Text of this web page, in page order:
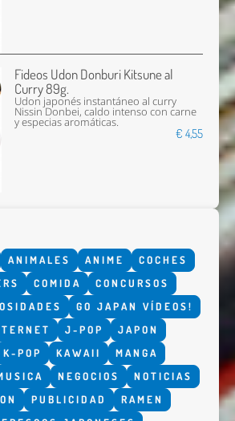
Fideos Udon Donburi Kitsune al
Curry 89g.
Udon japonés instantáneo al curry
Nissin Donbei, caldo intenso con carne
y especias aromáticas.
€ 4,55
ANIMALES ANIME
COCHES
COMIDA
CONCURSOS
GO JAPAN VÍDEOS!
J-POP
JAPON
K-POP KAWAII
MANGA
NEGOCIOS
NOTICIAS
PUBLICIDAD
RAMEN